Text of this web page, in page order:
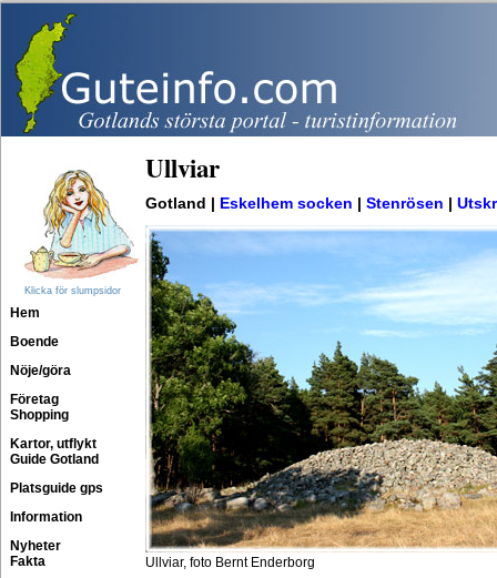
Klicka för slumpsidor
Hem
Boende
Nöje/göra
Företag
Shopping
Kartor, utflykt
Guide Gotland
Platsguide gps
Information
Nyheter
Fakta
Ullviar
Gotland | Eskelhem socken Stenrösen
Ullviar, foto Bernt Enderborg